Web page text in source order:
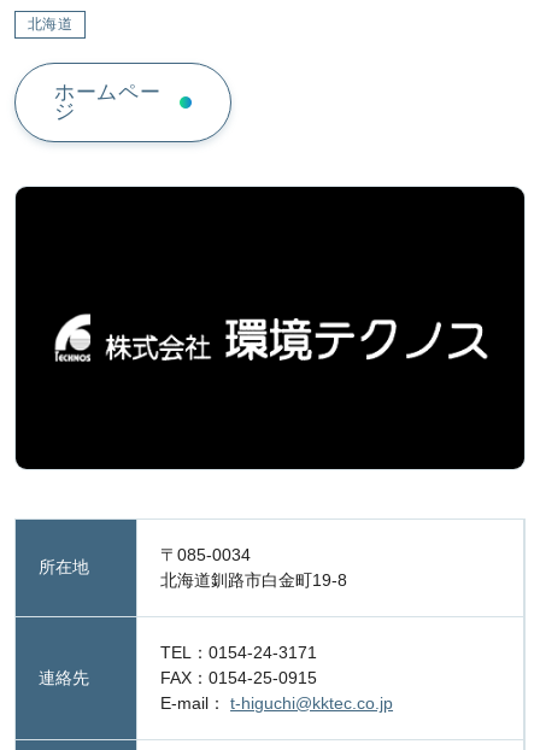
北海道
ホームペー
ジ
所在地
〒085-0034
北海道釧路市白金町19-8
連絡先
TEL：0154-24-3171
FAX：0154-25-0915
E-mail：t-higuchi@kktec.co.jp